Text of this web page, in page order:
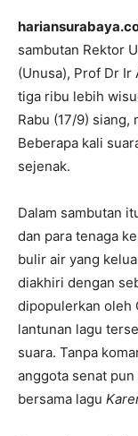
sambutan Rektor
(Unusa), Prof Dr Ir
tiga ribu lebih
Rabu (17/9)
Beberapa kali
sejenak.
Dalam sambutan
dan para tenaga
bulir air yang
diakhiri dengan
dipopulerkan oleh
lantunan lagu
suara. Tanpa
anggota senat
bersama lagu